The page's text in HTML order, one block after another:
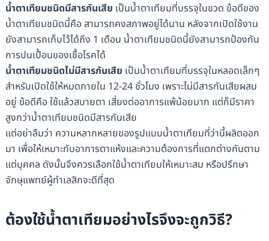
น้ำตาเทียมชนิดมีสารกันเสีย เป็นน้ำตาเทียมที่บรรจุในขวด ข้อดีของ
น้ำตาเทียมชนิดนี้คือ สามารถคงสภาพอยู่ได้นาน หลังจากเปิดใช้งาน
ยังสามารถเก็บไว้ได้ถึง 1 เดือน น้ำตาเทียมชนิดนี้ยังสามารถป้องกัน
การปนเปื้อนของเชื้อโรคได้
น้ำตาเทียมชนิดไม่มีสารกันเสีย เป็นน้ำตาเทียมที่บรรจุในหลอดเล็กๆ
สำหรับเปิดใช้ให้หมดภายใน 12-24 ชั่วโมง เพราะไม่มีสารกันเสียผสม
อยู่ ข้อดีคือ ใช้แล้วสบายตา เสี่ยงต่ออาการแพ้น้อยมาก แต่ก็มีราคา
สูงกว่าน้ำตาเทียมชนิดมีสารกันเสีย
แต่อย่าลืมว่า ความหลากหลายของรูปแบบน้ำตาเทียมที่ว่านี้ผลิตออก
มา เพื่อให้เหมาะกับอาการตาแห้งและความต้องการที่แตกต่างกันตาม
แต่บุคคล ดังนั้นจึงควรเลือกใช้น้ำตาเทียมให้เหมาะสม หรือปรึกษา
จักษุแพทย์ผู้ทำเลสิกจะดีที่สุด
ต้องใช้น้ำตาเทียมอย่างไรจึงจะถูกวิธี?